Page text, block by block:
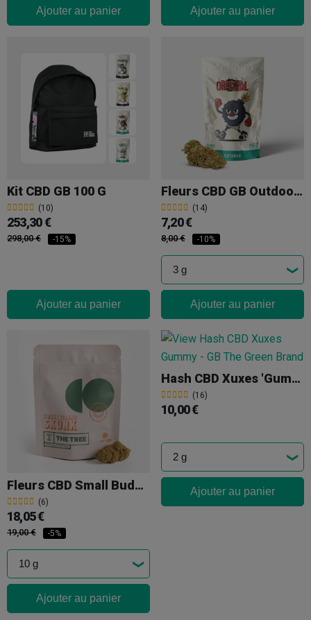
Ajouter au panier Ajouter au panier
Kit CBD GB 100 G
(10)
253,30 €
298,00 € -15%
Ajouter au panier
Fleurs CBD GB Outdoor 'Critical +'
(14)
7,20 €
8,00 € -10%
Ajouter au panier
Fleurs CBD Small Buds 'Sweet Island Skunk' The Tree
(6)
18,05 €
19,00 € -5%
Ajouter au panier
Hash CBD Xuxes 'Gummy'
(16)
10,00 €
Ajouter au panier